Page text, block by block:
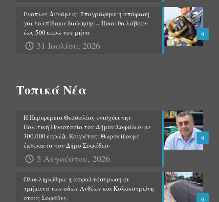
0
Ένοπλες Δυνάμεις: Υπογράφηκε η απόφαση
για το επίδομα διοίκησης – Ποιοι θα λάβουν
έως 500 ευρώ τον μήνα
31 Ιουλίου, 2026
Τοπικά Νέα
0
Η Περιφέρεια Θεσσαλίας ενισχύει την
Πολιτική Προστασία του Δήμου Σοφάδων με
300.000 ευρώΔ. Κουρέτας: Θωρακίζουμε
έμπρακτα τον Δήμο Σοφάδων
5 Αυγούστου, 2026
0
Ολοκληρώθηκε η ασφαλτόστρωση σε
τμήματα των οδών Ανθέων και Κολοκοτρώνη
στους Σοφάδες.